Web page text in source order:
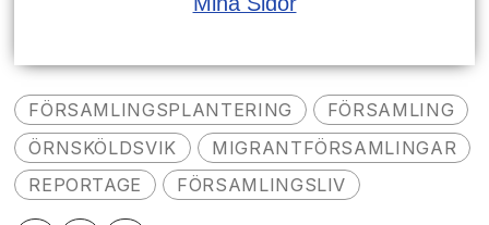
FÖRSAMLINGSPLANTERING
FÖRSAMLING
ÖRNSKÖLDSVIK
MIGRANTFÖRSAMLINGAR
REPORTAGE
FÖRSAMLINGSLIV